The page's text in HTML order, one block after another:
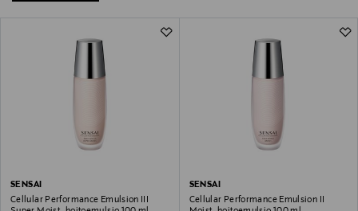
SENSAI
Cellular Performance Emulsion III
SENSAI
Cellular Performance Emulsion II